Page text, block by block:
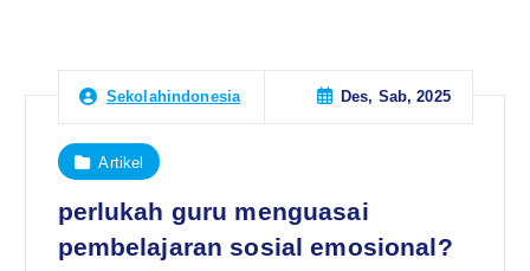
Sekolahindonesia Des, Sab, 2025
Artikel
perlukah guru menguasai
pembelajaran sosial emosional?